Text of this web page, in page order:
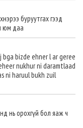
буруутгах гээд
юм даа
bizde ehner l ar geree
nukhur ni daramtlaad
ni haruul bukh zuil
нь орохгүй бол яаж ч